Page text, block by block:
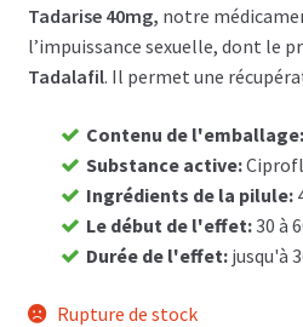
Panier
Contacts
Méthodes d’expédition
Modes de paiement
Tadarise 40mg, notre
l’impuissance sexuelle, dont le
Tadalafil. Il permet une
Contenu de l'emballage:
Substance active:
Ingrédients de la pilule:
Le début de l'effet:30 à
Durée de l'effet: jusqu'à
Rupture de stock